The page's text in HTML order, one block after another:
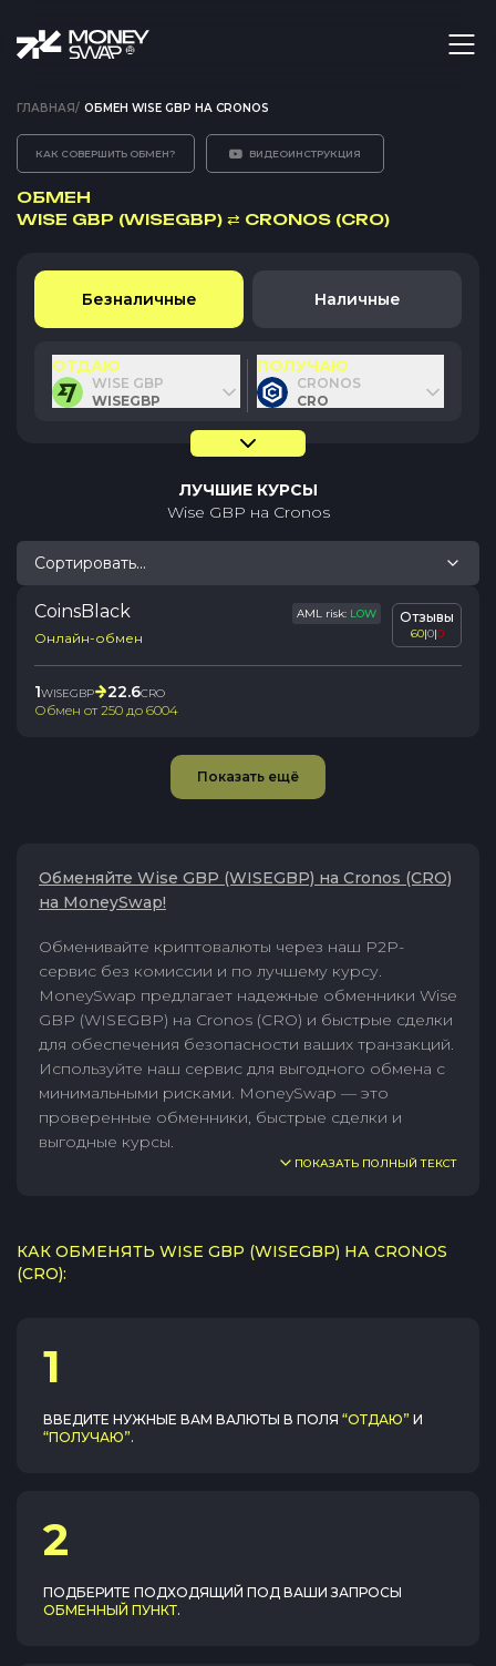
ГЛАВНАЯ/ ОБМЕН WISE GBP НА CRONOS
КАК СОВЕРШИТЬ ОБМЕН? ВИДЕОИНСТРУКЦИЯ
ОБМЕН
WISE GBP (WISEGBP) ⇄ CRONOS (CRO)
Безналичные Наличные
ОТДАЮ
WISE GBP
WISEGBP
ПОЛУЧАЮ
CRONOS
CRO
ЛУЧШИЕ КУРСЫ
Wise GBP на Cronos
Сортировать...
CoinsBlack AML risk: LOW
Онлайн-обмен
Отзывы
60|0|0
1WISEGBP 22.6CRO
Обмен от250 до 6004
Показать ещё
Обменяйте Wise GBP (WISEGBP) на Cronos (CRO)
на MoneySwap!
Обменивайте криптовалюты через наш P2P-
сервис без комиссии и по лучшему курсу.
MoneySwap предлагает надежные обменники Wise
GBP (WISEGBP) на Cronos (CRO) и быстрые сделки
для обеспечения безопасности ваших транзакций.
Используйте наш сервис для выгодного обмена с
минимальными рисками. MoneySwap — это
проверенные обменники, быстрые сделки и
выгодные курсы.
ПОКАЗАТЬ ПОЛНЫЙ ТЕКСТ
КАК ОБМЕНЯТЬ WISE GBP (WISEGBP) НА CRONOS
(CRO):
1
ВВЕДИТЕ НУЖНЫЕ ВАМ ВАЛЮТЫ В ПОЛЯ “ОТДАЮ” И
“ПОЛУЧАЮ”.
2
ПОДБЕРИТЕ ПОДХОДЯЩИЙ ПОД ВАШИ ЗАПРОСЫ
ОБМЕННЫЙ ПУНКТ.